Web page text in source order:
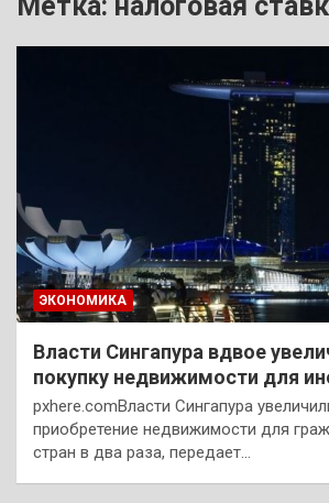
ЭКОНОМИКА
Власти Сингапура вдвое
покупку недвижимости для
pxhere.comВласти Сингапура
приобретение недвижимости для
стран в два раза, передает…